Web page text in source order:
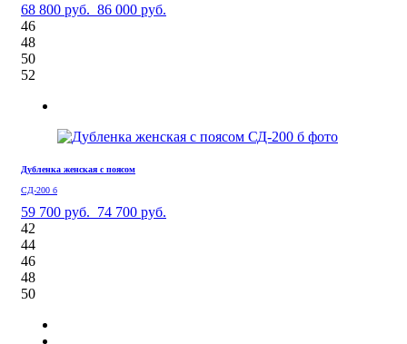
68 800 руб. 86 000 руб.
46
48
50
52
Дубленка женская с поясом
СД-200 б
59 700 руб. 74 700 руб.
42
44
46
48
50